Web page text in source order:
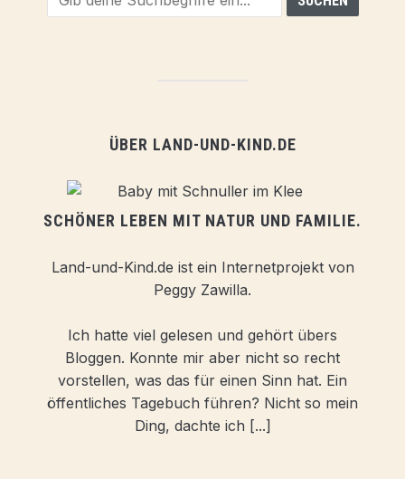
ÜBER LAND-UND-KIND.DE
SCHÖNER LEBEN MIT NATUR UND FAMILIE.
Land-und-Kind.de ist ein Internetprojekt von
Peggy Zawilla.
Ich hatte viel gelesen und gehört übers
Bloggen. Konnte mir aber nicht so recht
vorstellen, was das für einen Sinn hat. Ein
öffentliches Tagebuch führen? Nicht so mein
Ding, dachte ich [...]